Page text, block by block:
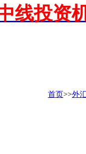
线投资
首页>>外